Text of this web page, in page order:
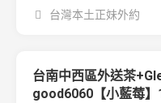
台灣本土正妹外約
台南中西區外送茶
good6060【小藍莓